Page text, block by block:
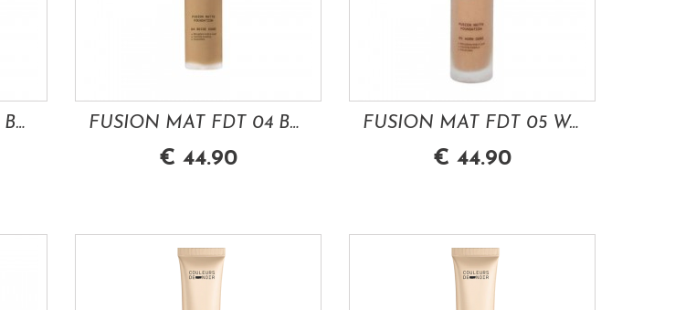
FUSION MAT FDT 03 BEIGE ROSE 30 ML LES... FUSION MAT FDT 04 BEIGE DORE 30 ML LES...
€ 44.90
FUSION MAT FDT 05 WARM DORE 30 ML LES...
€ 44.90